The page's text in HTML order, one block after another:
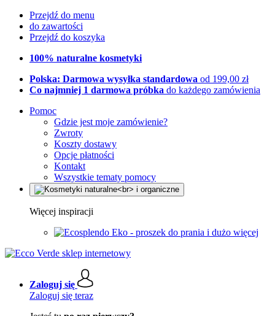
Przejdź do menu
do zawartości
Przejdź do koszyka
100% naturalne kosmetyki
Polska: Darmowa wysyłka standardowa od 199,00 zł
Co najmniej 1 darmowa próbka do każdego zamówienia
Pomoc
Gdzie jest moje zamówienie?
Zwroty
Koszty dostawy
Opcje płatności
Kontakt
Wszystkie tematy pomocy
Więcej inspiracji
Eko - proszek do prania i dużo więcej
Zaloguj się
Zaloguj się teraz